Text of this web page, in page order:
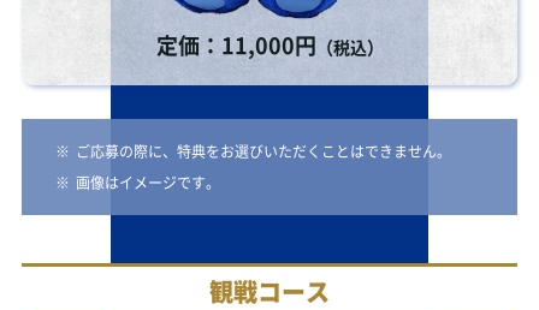
定価：11,000円 （税込）
※ ご応募の際に、特典をお選びいただくことはできません。
※ 画像はイメージです。
観戦コース